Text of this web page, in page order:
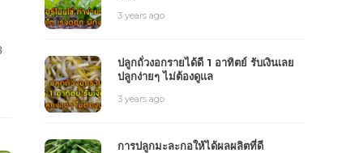
3 years ago
ปลูกถั่วงอกรายได้ดี 1 อาทิตย์ รับเงินเลย
ปลูกง่ายๆ ไม่ต้องดูแล
3 years ago
การปลูกมะละกอให้ได้ผลผลิตที่ดี